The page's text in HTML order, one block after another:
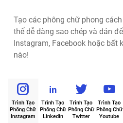
Tạo các phông chữ phong
thể dễ dàng sao chép và dán
Instagram, Facebook hoặc bất
nào!
Trình Tạo
Phông Chữ
Instagram
Trình Tạo
Phông Chữ
Linkedin
Trình Tạo
Phông Chữ
Twitter
Trình Tạo
Phông Chữ
Youtube